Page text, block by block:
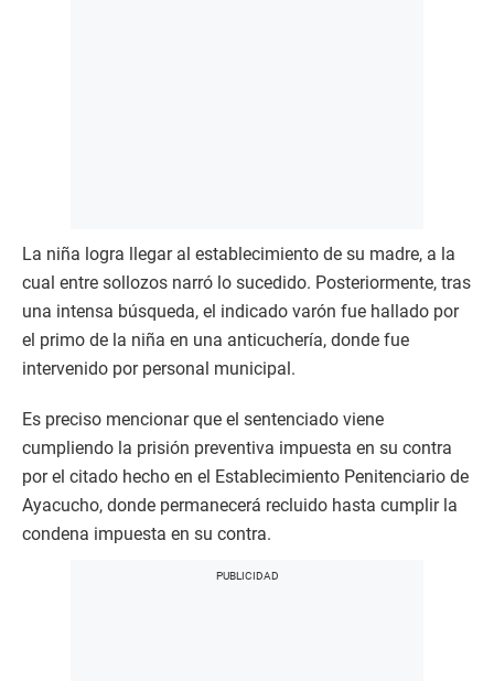
La niña logra llegar al establecimiento de su madre, a la
cual entre sollozos narró lo sucedido. Posteriormente, tras
una intensa búsqueda, el indicado varón fue hallado por
el primo de la niña en una anticuchería, donde fue
intervenido por personal municipal.
Es preciso mencionar que el sentenciado viene
cumpliendo la prisión preventiva impuesta en su contra
por el citado hecho en el Establecimiento Penitenciario de
Ayacucho, donde permanecerá recluido hasta cumplir la
condena impuesta en su contra.